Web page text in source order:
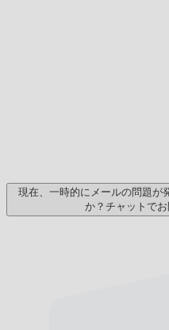
現在、一時的にメールの問題が
か？チャットでお